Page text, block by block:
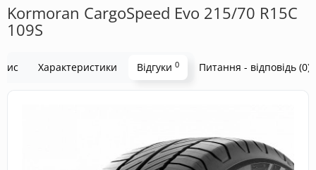
Kormoran CargoSpeed Evo 215/70 R15C
109S
Характеристики Відгуки 0 Питання - відповідь (0)